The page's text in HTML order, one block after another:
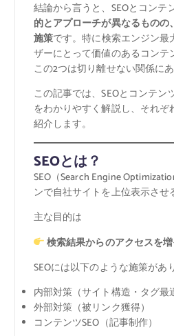
結論から言うと、SEOとコンテ
的とアプローチが異なるもの
施策です。特に検索エンジン最
ザーにとって価値のあるコンテ
この2つは切り離せない関係にあ
この記事では、SEOとコンテ
をわかりやすく解説し、それ
紹介します。
SEOとは？
SEO（Search Engine
ンで自社サイトを上位表示させ
主な目的は
検索結果からのアクセスを
SEOには以下のような施策があ
内部対策（サイト構造・タグ最
外部対策（被リンク獲得）
コンテンツSEO（記事制作）